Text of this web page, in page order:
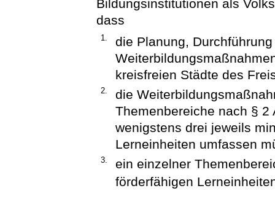
Bildungsinstitutionen als
dass
1.
die Planung,
kreisfreien Städte des
2.
die
Themenbereiche nach §
wenigstens drei jeweils
Lerneinheiten umfassen
3.
ein einzelner
förderfähigen